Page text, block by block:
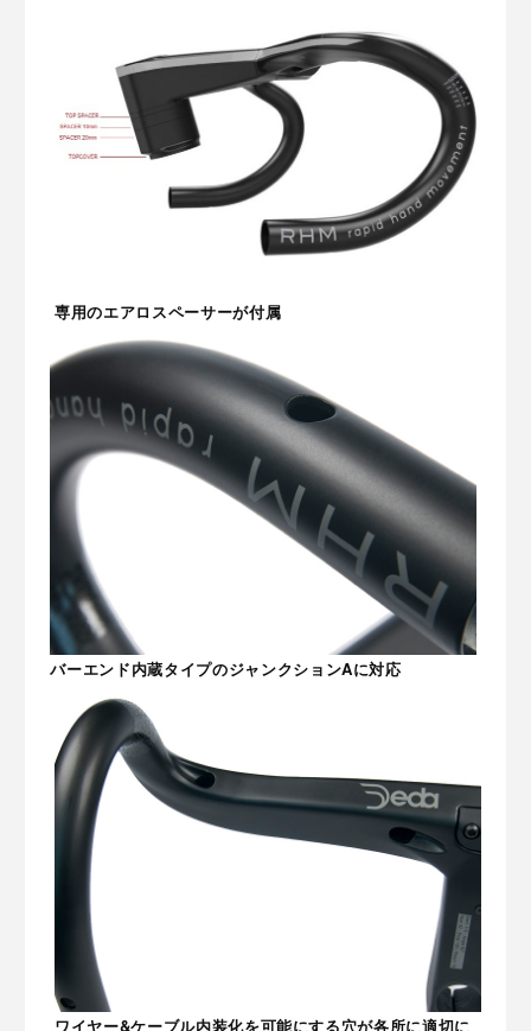
専用のエアロスペーサーが付属
バーエンド内蔵タイプのジャンクションAに対応
ワイヤー&ケーブル内装化を可能にする穴が各所に適切に